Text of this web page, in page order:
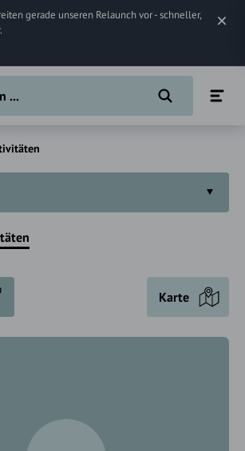
gerade unseren Relaunch vor - schneller,
Karte